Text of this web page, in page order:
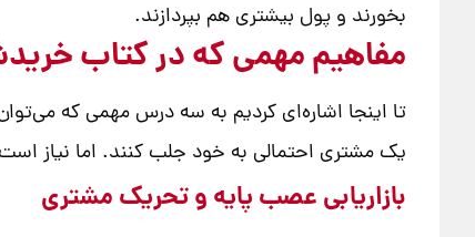
بخورند و پول بیشتری هم بپردازند.
مفاهیم مهمی که در کتاب
تا اینجا اشاره‌ای کردیم به سه درس مهمی که
یک مشتری احتمالی به خود جلب کنند. اما نیاز
بازاریابی عصب پایه و تحریک مشتری